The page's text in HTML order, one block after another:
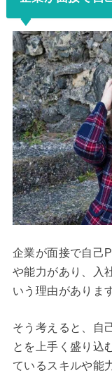
企業が面接で自己
や能力があり、入
いう理由がありま
そう考えると、自
とを上手く盛り込
ているスキルや能